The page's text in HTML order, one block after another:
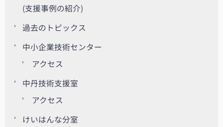
(支援事例の紹介)
過去のトピックス
中小企業技術センター
アクセス
中丹技術支援室
アクセス
けいはんな分室